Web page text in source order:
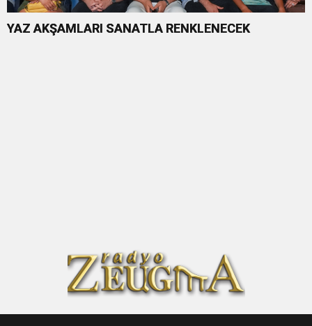
YAZ AKŞAMLARI SANATLA RENKLENECEK